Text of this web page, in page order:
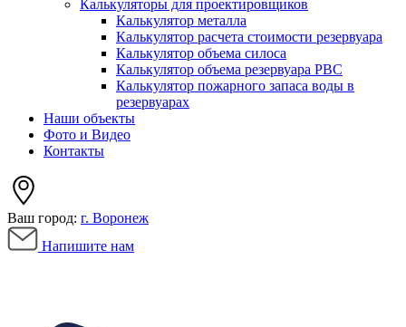
Калькуляторы для проектировщиков
Калькулятор металла
Калькулятор расчета стоимости резервуара
Калькулятор объема силоса
Калькулятор объема резервуара РВС
Калькулятор пожарного запаса воды в
резервуарах
Наши объекты
Фото и Видео
Контакты
Ваш город: г. Воронеж
Напишите нам